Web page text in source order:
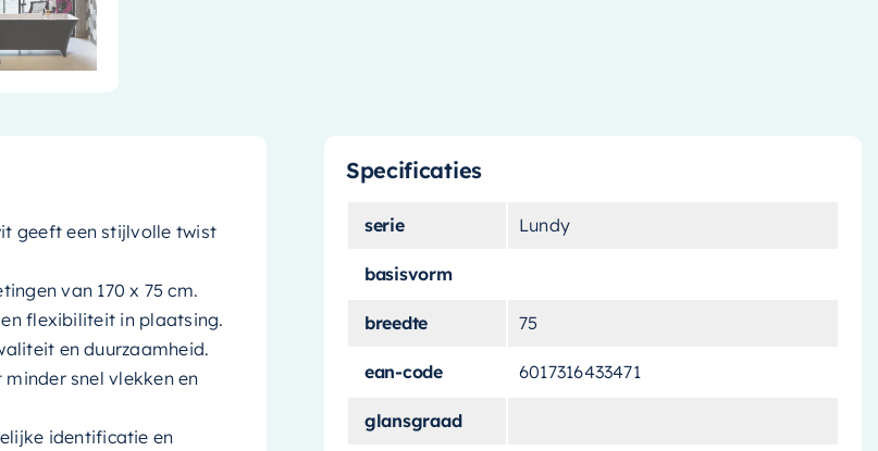
geeft een stijlvolle twist
van 170 x 75 cm.
flexibiliteit in plaatsing.
en duurzaamheid.
snel vlekken en
identificatie en
Specificaties
serie Lundy
basisvorm
breedte 75
ean-code 6017316433471
glansgraad